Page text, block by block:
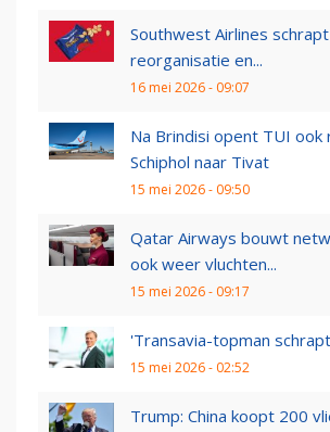
Southwest Airlines
reorganisatie en...
16 mei 2026 - 09:07
Na Brindisi opent TUI ook
Schiphol naar Tivat
15 mei 2026 - 09:50
Qatar Airways bouwt
ook weer vluchten...
15 mei 2026 - 09:17
'Transavia-topman
15 mei 2026 - 02:52
Trump: China koopt 200